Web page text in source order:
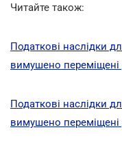
Читайте також:
Податкові наслідки
вимушено
Податкові наслідки
вимушено переміщені